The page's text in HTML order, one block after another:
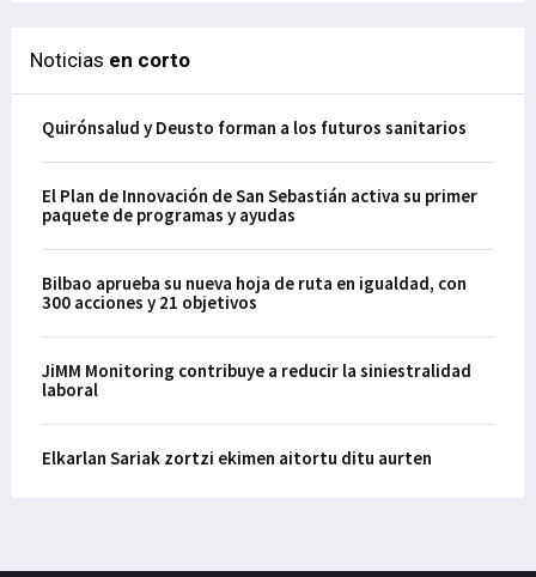
Noticias en corto
Quirónsalud y Deusto forman a los futuros sanitarios
El Plan de Innovación de San Sebastián activa su primer
paquete de programas y ayudas
Bilbao aprueba su nueva hoja de ruta en igualdad, con
300 acciones y 21 objetivos
JiMM Monitoring contribuye a reducir la siniestralidad
laboral
Elkarlan Sariak zortzi ekimen aitortu ditu aurten